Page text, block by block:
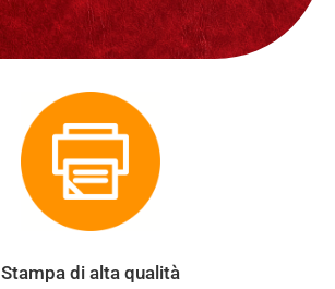
Stampa di alta qualità